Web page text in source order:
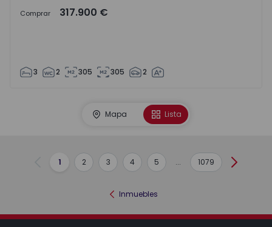
Comprar 317.900 €
3 2 305 305 2
Mapa Lista
Anterior
1 2 3 4 5 ... 1079
Inmuebles